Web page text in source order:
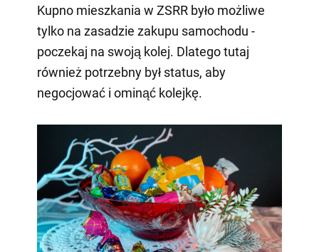
Kupno mieszkania w ZSRR było możliwe
tylko na zasadzie zakupu samochodu -
poczekaj na swoją kolej. Dlatego tutaj
również potrzebny był status, aby
negocjować i ominąć kolejkę.